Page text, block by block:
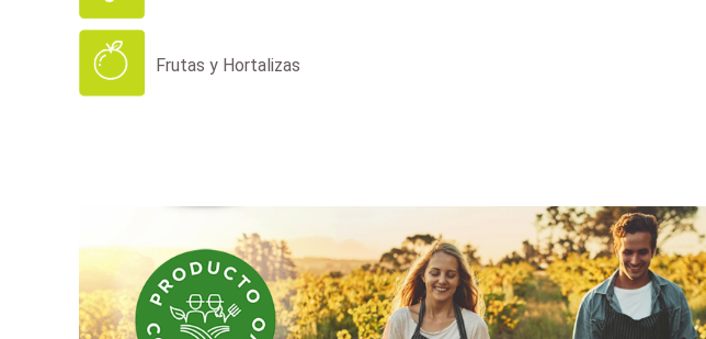
Frutas y Hortalizas